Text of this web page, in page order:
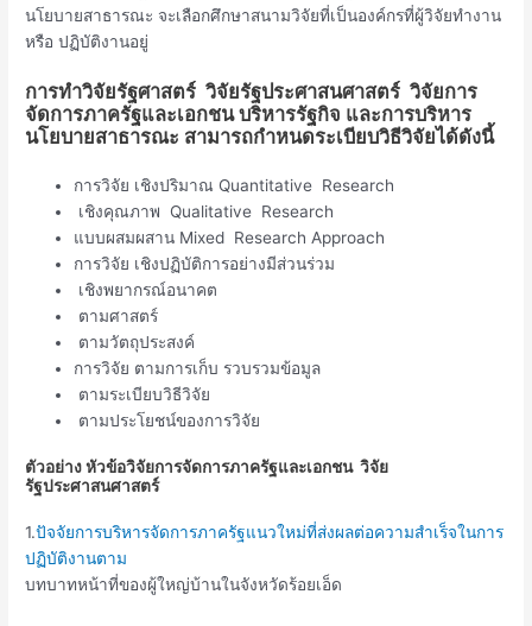
นโยบายสาธารณะ จะเลือกศึกษาสนามวิจัยที่เป็นองค์กรที่ผู้วิจัยทำงาน
หรือ ปฏิบัติงานอยู่
การทำวิจัยรัฐศาสตร์ วิจัยรัฐประศาสนศาสตร์ วิจัยการ
จัดการภาครัฐและเอกชน บริหารรัฐกิจ และการบริหาร
นโยบายสาธารณะ สามารถกำหนดระเบียบวิธีวิจัยได้ดังนี้
การวิจัย เชิงปริมาณ Quantitative Research
เชิงคุณภาพ Qualitative Research
แบบผสมผสาน Mixed Research Approach
การวิจัย เชิงปฏิบัติการอย่างมีส่วนร่วม
เชิงพยากรณ์อนาคต
ตามศาสตร์
ตามวัตถุประสงค์
การวิจัย ตามการเก็บ รวบรวมข้อมูล
ตามระเบียบวิธีวิจัย
ตามประโยชน์ของการวิจัย
ตัวอย่าง หัวข้อวิจัยการจัดการภาครัฐและเอกชน วิจัย
รัฐประศาสนศาสตร์
1.ปัจจัยการบริหารจัดการภาครัฐแนวใหม่ที่ส่งผลต่อความสำเร็จในการ
ปฏิบัติงานตาม
บทบาทหน้าที่ของผู้ใหญ่บ้านในจังหวัดร้อยเอ็ด